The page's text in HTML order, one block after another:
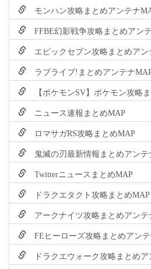
モンハン攻略まとめアンテナ
FFBE幻影戦争攻略まとめアン
エピックセブン攻略まとめアン
ラブライブ!まとめアンテナ
【ポケモンSV】ポケモン攻略
ニュース速報まとめMAP
ロマサガRS攻略まとめMAP
鬼滅の刃最新情報まとめアンテ
TwitterニュースまとめMAP
ドラクエタクト攻略まとめMAP
アークナイツ攻略まとめアンテ
FEヒーローズ攻略まとめアン
ドラクエウォーク攻略まとめア